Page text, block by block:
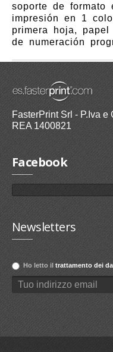
soporte de formato
impresión en 1
primera hoja,
de numeración
FasterPrint Srl - P.Iva e
REA 1400821
Facebook
Newsletters
Ho letto il trattamento dei